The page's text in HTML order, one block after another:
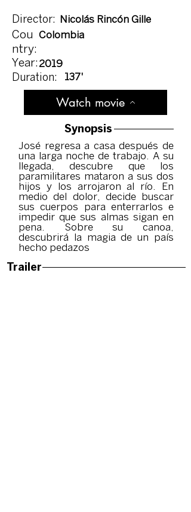
Director: Nicolás Rincón Gille
Cou
ntry:
Year:
Colombia
2019
Duration: 137'
Watch movie
Synopsis
José regresa a casa después de
una larga noche de trabajo. A su
llegada, descubre que los
paramilitares mataron a sus dos
hijos y los arrojaron al río. En
medio del dolor, decide buscar
sus cuerpos para enterrarlos e
impedir que sus almas sigan en
pena. Sobre su canoa,
descubrirá la magia de un país
hecho pedazos
Trailer